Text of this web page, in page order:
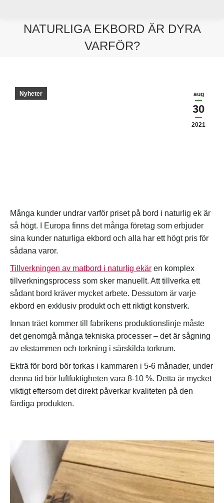
NATURLIGA EKBORD ÄR DYRA
VARFÖR?
aug
30
2021
Nyheter
Många kunder undrar varför priset på bord i naturlig ek är
så högt. I Europa finns det många företag som erbjuder
sina kunder naturliga ekbord och alla har ett högt pris för
sådana varor.
Tillverkningen av matbord i naturlig ekär en komplex
tillverkningsprocess som sker manuellt. Att tillverka ett
sådant bord kräver mycket arbete. Dessutom är varje
ekbord en exklusiv produkt och ett riktigt konstverk.
Innan träet kommer till fabrikens produktionslinje måste
det genomgå många tekniska processer – det är sågning
av ekstammen och torkning i särskilda torkrum.
Ekträ för bord bör torkas i kammaren i 5-6 månader, under
denna tid bör luftfuktigheten vara 8-10 %. Detta är mycket
viktigt eftersom det direkt påverkar kvaliteten på den
färdiga produkten.